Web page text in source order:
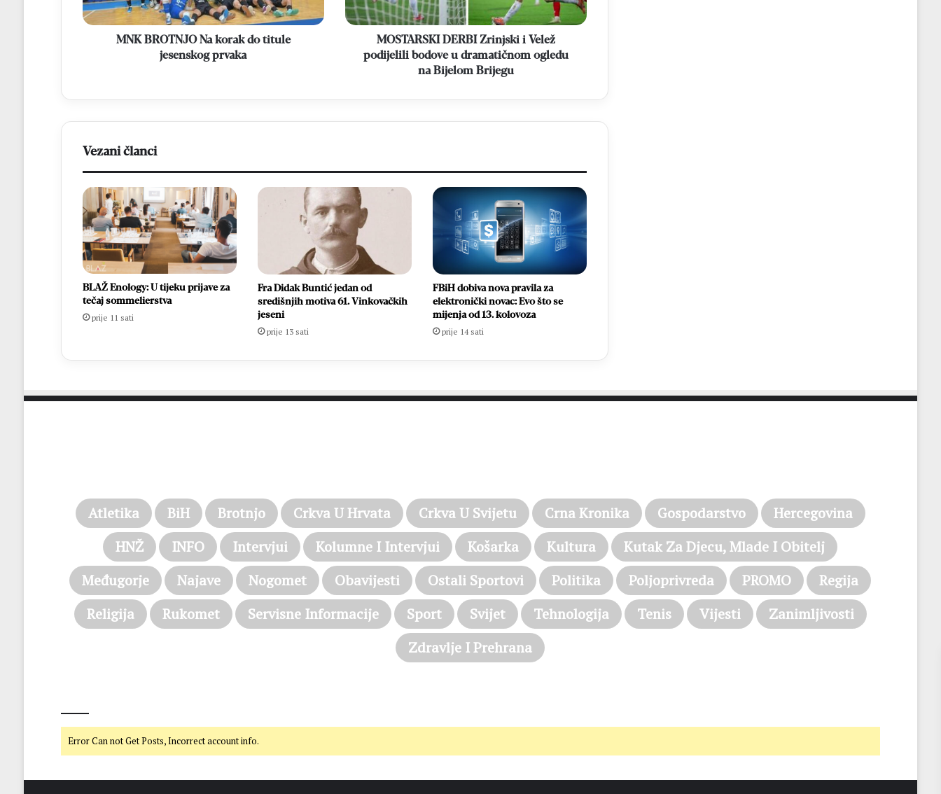
prvaka
MNK BROTNJO Na korak do titule
jesenskog prvaka
u
dramatičnom
MOSTARSKI DERBI Zrinjski i Velež
podijelili bodove u dramatičnom ogledu
na Bijelom Brijegu
Vezani članci
BLAŽ Enology: U tijeku prijave za
tečaj sommelierstva
prije 11 sati
Fra Didak Buntić jedan od
središnjih motiva 61. Vinkovačkih
jeseni
prije 13 sati
FBiH dobiva nova pravila za
elektronički novac: Evo što se
mijenja od 13. kolovoza
prije 14 sati
Atletika BiH Brotnjo Crkva U Hrvata Crkva U Svijetu Crna Kronika Gospodarstvo
Hercegovina
HNŽ
INFO Intervjui Kolumne I Intervjui Košarka Kultura
Kutak Za Djecu, Mlade I Obitelj
Međugorje
Najave Nogomet Obavijesti Ostali Sportovi Politika Poljoprivreda PROMO
Regija
Religija
Rukomet Servisne Informacije Sport Svijet Tehnologija Tenis Vijesti
Zanimljivosti
Zdravlje I Prehrana
Error Can not Get Posts, Incorrect account info.